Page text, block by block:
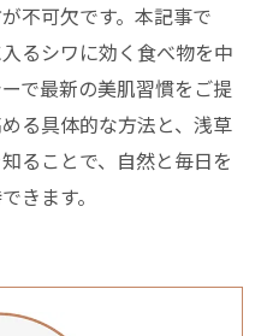
不可欠です。本記事で
るシワに効く食べ物を中
で最新の美肌習慣をご提
る具体的な方法と、浅草
ることで、自然と毎日を
きます。